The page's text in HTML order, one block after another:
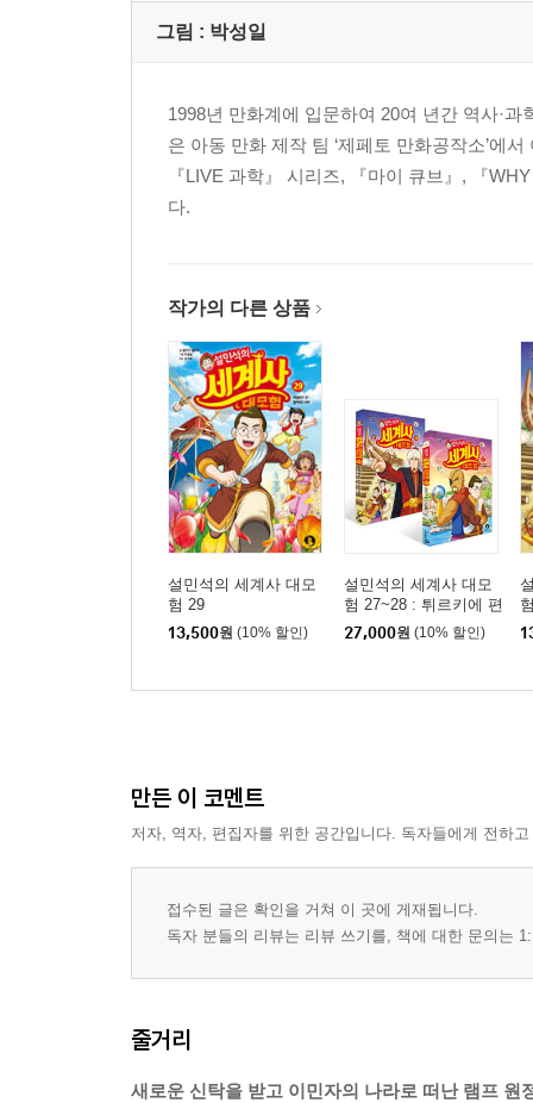
그림 : 박성일
1998년 만화계에 입문하여 20여 년간 역사·
은 아동 만화 제작 팀 ‘제페토 만화공작소’에
『LIVE 과학』 시리즈, 『마이 큐브』, 『
다.
작가의 다른 상품
설민석의 세계사 대모
험 29
13,500원 (10% 할인)
설민석의 세계사 대모
험 27~28 : 튀르키에 편
세트
27,000원 (10% 할인)
만든 이 코멘트
저자, 역자, 편집자를 위한 공간입니다. 독자들에게 전하
접수된 글은 확인을 거쳐 이 곳에 게재됩니다.
독자 분들의 리뷰는 리뷰 쓰기를, 책에 대한 문의는
줄거리
새로운 신탁을 받고 이민자의 나라로 떠난 램프 원